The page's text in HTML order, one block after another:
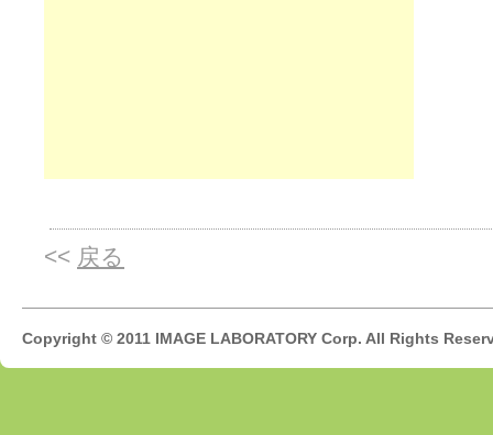
<< 戻る
Copyright © 2011 IMAGE LABORATORY Corp. All Rights